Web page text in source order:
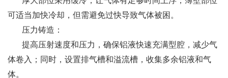
可适当加快冷却，但需避免过快导致气体被困。
压力铸造：
提高压射速度和压力，确保铝液快速充满型腔，减少气
体卷入；同时，设置排气槽和溢流槽，收集多余铝液和气
体。